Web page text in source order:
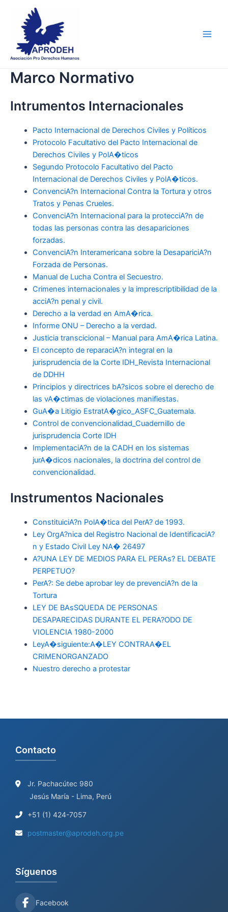
content
Marco Normativo
Intrumentos Internacionales
Pacto Internacional de Derechos Civiles y Políticos
Protocolo Facultativo del Pacto Internacional de
Derechos Civiles y PolA�ticos
Segundo Protocolo Facultativo del Pacto
Internacional de Derechos Civiles y PolA�ticos.
ConvenciA?n Internacional Contra la Tortura y otros
Tratos y Penas Crueles.
ConvenciA?n Internacional para la protecciA?n de
todas las personas contra las desapariciones
forzadas.
ConvenciA?n Interamericana sobre la DesapariciA?n
Forzada de Personas.
Manual de Lucha Contra el Secuestro.
Crimenes internacionales y la imprescriptibilidad de la
acciA?n penal y civil.
Derecho a la verdad en AmA�rica.
Informe ONU – Derecho a la verdad.
Justicia transcicional – Manual para AmA�rica Latina.
El concepto de reparaciA?n integral en la
jurisprudencia de la Corte IDH_Revista Internacional
de DDHH
Principios y directrices bA?sicos sobre el derecho de
las vA�ctimas de violaciones manifiestas.
GuA�a Litigio EstratA�gico_ASFC_Guatemala.
Control de convencionalidad_Cuadernillo de
jurisprudencia Corte IDH
ImplementaciA?n de la CADH en los sistemas
jurA�dicos nacionales, la doctrina del control de
convencionalidad.
Instrumentos Nacionales
ConstituiciA?n PolA�tica del PerA? de 1993.
Ley OrgA?nica del Registro Nacional de IdentificaciA?
n y Estado Civil Ley NA� 26497
A?UNA LEY DE MEDIOS PARA EL PERAs? EL DEBATE
PERPETUO?
PerA?: Se debe aprobar ley de prevenciA?n de la
Tortura
LEY DE BAsSQUEDA DE PERSONAS
DESAPARECIDAS DURANTE EL PERA?ODO DE
VIOLENCIA 1980-2000
LeyA�siguiente:A�LEY CONTRAA�EL
CRIMENORGANZADO
Nuestro derecho a protestar
Contacto
Jr. Pachacútec 980
Jesús María - Lima, Perú
+51 (1) 424-7057
postmaster@aprodeh.org.pe
Síguenos
Facebook